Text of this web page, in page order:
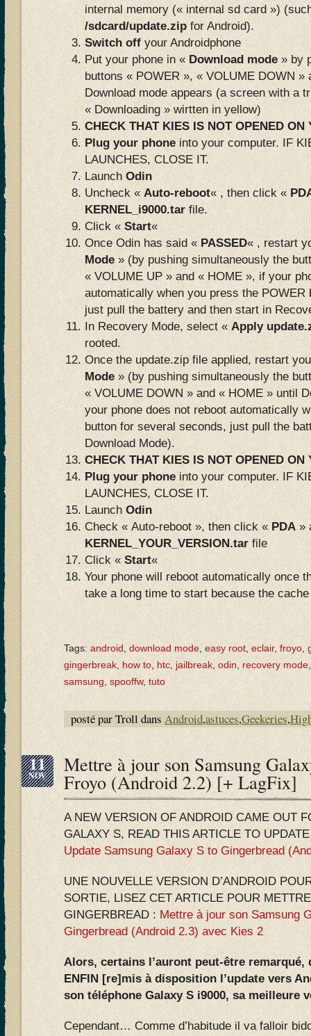
internal memory (« internal sd card »)
/sdcard/update.zip for Android).
Switch off your Androidphone
Put your phone in « Download mode » by
buttons « POWER », « VOLUME DOWN »
Download mode appears (a screen with a
« Downloading » wirtten in yellow)
CHECK THAT KIES IS NOT OPENED ON
Plug your phone into your computer. IF
LAUNCHES, CLOSE IT.
Launch Odin
Uncheck « Auto-reboot« , then click «
KERNEL_i9000.tar file.
Click « Start«
Once Odin has said « PASSED« , restart
Mode » (by pushing simultaneously the
« VOLUME UP » and « HOME », if your
automatically when you press the
just pull the battery and then start in
In Recovery Mode, select « Apply
rooted.
Once the update.zip file applied, restart
Mode » (by pushing simultaneously the
« VOLUME DOWN » and « HOME » until
your phone does not reboot automatically
button for several seconds, just pull the
Download Mode).
CHECK THAT KIES IS NOT OPENED ON
Plug your phone into your computer. IF
LAUNCHES, CLOSE IT.
Launch Odin
Check « Auto-reboot », then click « PDA »
KERNEL_YOUR_VERSION.tar file
Click « Start«
Your phone will reboot automatically once
take a long time to start because the
Tags: android download mode easy root eclair, froyo
gingerbreak how to htc jailbreak odin recovery mode
samsung spooffw, tuto
posté par Troll dans Android,astuces,Geekeries,
11
NOV Mettre à jour son Samsung
Froyo (Android 2.2) [+ LagFix]
A NEW VERSION OF ANDROID CAME OUT
GALAXY S, READ THIS ARTICLE TO
Update Samsung Galaxy S to Gingerbread
UNE NOUVELLE VERSION D’ANDROID
SORTIE, LISEZ CET ARTICLE POUR
GINGERBREAD : Mettre à jour son Samsung
Gingerbread (Android 2.3) avec Kies 2
Alors, certains l’auront peut-être remarqué,
ENFIN [re]mis à disposition l’update vers
son téléphone Galaxy S i9000, sa meilleure
Cependant… Comme d’habitude il va falloir